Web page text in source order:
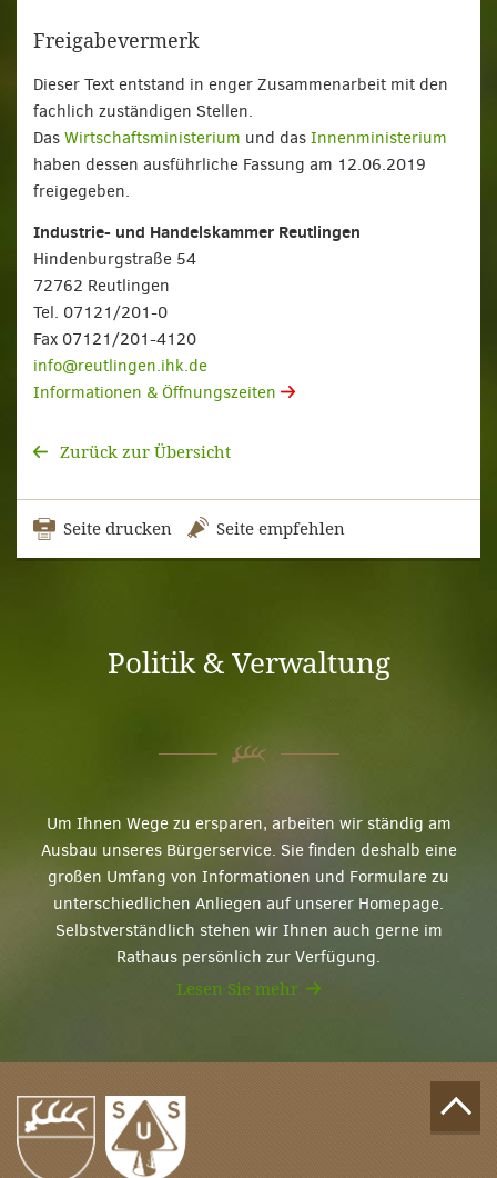
Freigabevermerk
Dieser Text entstand in enger Zusammenarbeit mit den
fachlich zuständigen Stellen.
Das Wirtschaftsministerium und das Innenministerium
haben dessen ausführliche Fassung am 12.06.2019
freigegeben.
Industrie- und Handelskammer Reutlingen
Hindenburgstraße 54
72762 Reutlingen
Tel. 07121/201-0
Fax 07121/201-4120
info@reutlingen.ihk.de
Informationen & Öffnungszeiten
Zurück zur Übersicht
Seite drucken Seite empfehlen
Politik & Verwaltung
Um Ihnen Wege zu ersparen, arbeiten wir ständig am
Ausbau unseres Bürgerservice. Sie finden deshalb eine
großen Umfang von Informationen und Formulare zu
unterschiedlichen Anliegen auf unserer Homepage.
Selbstverständlich stehen wir Ihnen auch gerne im
Rathaus persönlich zur Verfügung.
Lesen Sie mehr